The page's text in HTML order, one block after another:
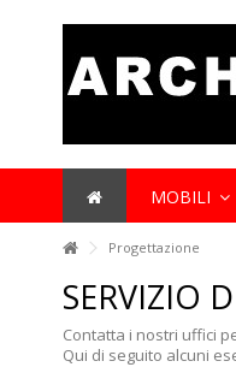
Lorem ipsum
Lorem ipsum dolor sit
et dolore magna
aliquip ex ea
MOBILI
Progettazione
SERVIZIO
Contatta i nostri uffici
Qui di seguito alcuni